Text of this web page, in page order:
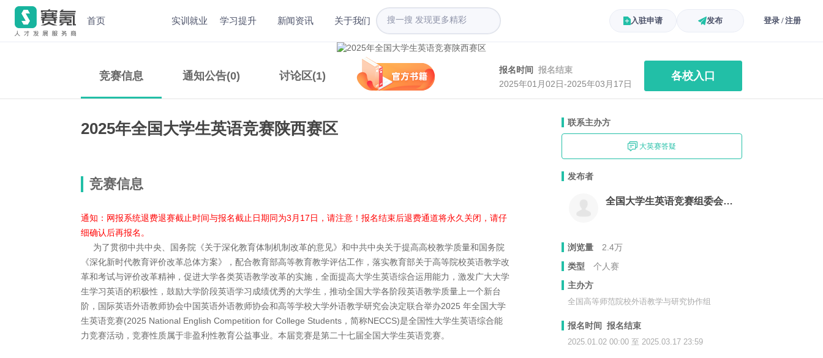
首页 实训就业 学习提升 新闻资讯 关于我们 入驻申请 发布 登录 / 注册
竞赛信息 通知公告(0) 讨论区(1) 报名时间 报名结束
2025年01月02日-2025年03月17日
各校入口
2025年全国大学生英语竞赛陕西赛区
竞赛信息
通知：网报系统退费退赛截止时间与报名截止日期同为3月17日，请注意！报名结束后退费通道将永久关闭，请仔
细确认后再报名。
为了贯彻中共中央、国务院《关于深化教育体制机制改革的意见》和中共中央关于提高高校教学质量和国务院
《深化新时代教育评价改革总体方案》，配合教育部高等教育教学评估工作，落实教育部关于高等院校英语教学改
革和考试与评价改革精神，促进大学各类英语教学改革的实施，全面提高大学生英语综合运用能力，激发广大大学
生学习英语的积极性，鼓励大学阶段英语学习成绩优秀的大学生，推动全国大学各阶段英语教学质量上一个新台
阶，国际英语外语教师协会中国英语外语教师协会和高等学校大学外语教学研究会决定联合举办2025 年全国大学
生英语竞赛(2025 National English Competition for College Students，简称NECCS)是全国性大学生英语综合能
力竞赛活动，竞赛性质属于非盈利性教育公益事业。本届竞赛是第二十七届全国大学生英语竞赛。
联系主办方
大英赛答疑
发布者
全国大学生英语竞赛组委会陕西组委会
浏览量
2.4万
类型
个人赛
主办方
全国高等师范院校外语教学与研究协作组
报名时间 报名结束
2025.01.02 00:00 至 2025.03.17 23:59